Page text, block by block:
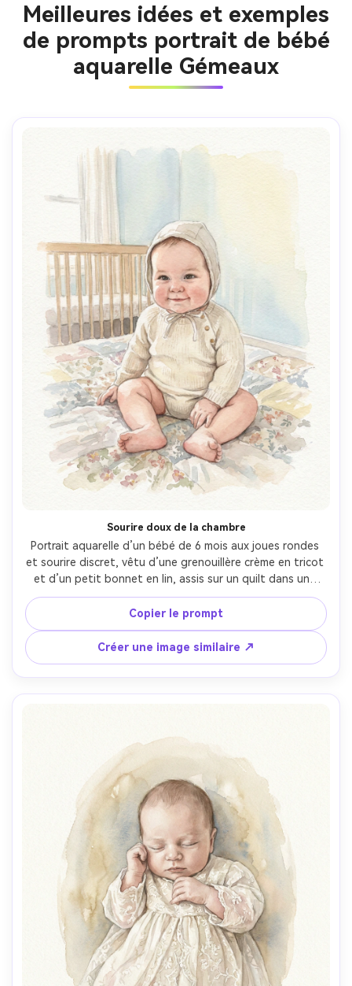
Meilleures idées et exemples
de prompts portrait de bébé
aquarelle Gémeaux
Sourire doux de la chambre
Portrait aquarelle d’un bébé de 6 mois aux joues rondes
et sourire discret, vêtu d’une grenouillère crème en tricot
et d’un petit bonnet en lin, assis sur un quilt dans une
chambre simple avec lit en bois en arrière-plan, palette
pastel douce, bords flous, nuances de pigments subtiles,
texture de papier grainet, composition centrée, ambiance
calme et sentimentale, préserver la ressemblance et
proportions naturelles du bébé, objectif 85mm, faible
profondeur de champ, lumière cinématographique douce
--ar 4:5
Copier le prompt
Créer une image similaire ↗